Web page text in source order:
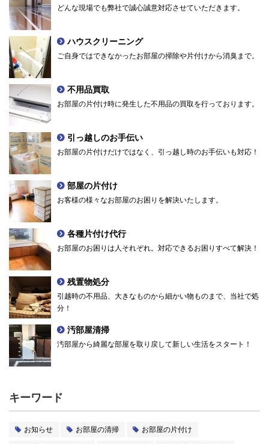
どんな現場でも弊社で誠心誠意対応させていただきます。
ハウスクリーニング
ご自身ではできなかったお部屋の掃除や片付けから消臭まで。
不用品買取
お部屋の片付け時に発生した不用品の買取を行っております。
引っ越しのお手伝い
お部屋の片付けだけではなく、引っ越し時のお手伝いも対応！
部屋の片付け
お客様の様々なお部屋のお困りを解決いたします。
各種片付け代行
お部屋のお困りは人それぞれ。対応できるお困りすべて解決！
残置物処分
引越時の不用品、大きなものから細かい物ものまで、当社で処
分！
汚部屋清掃
汚部屋から綺麗な部屋を取り戻して新しい生活をスタート！
キーワード
お知らせ お部屋の清掃
お部屋の片付け